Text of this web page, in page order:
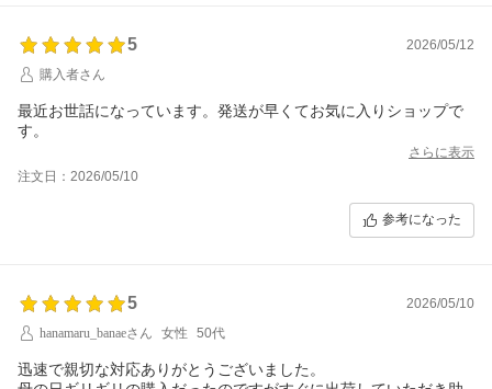
5
2026/05/12
購入者さん
最近お世話になっています。発送が早くてお気に入りショップで
す。
さらに表示
注文日：2026/05/10
参考になった
5
2026/05/10
hanamaru_banaeさん
女性 50代
迅速で親切な対応ありがとうございました。